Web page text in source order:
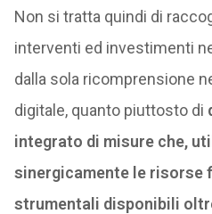
Non si tratta quindi di
interventi ed investimenti
dalla sola ricomprensione
digitale, quanto piuttosto di
integrato di misure che,
sinergicamente le risorse
strumentali disponibili